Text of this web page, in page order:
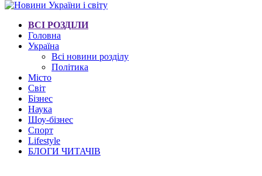
ВСІ РОЗДІЛИ
Головна
Україна
Всі новини розділу
Політика
Місто
Світ
Бізнес
Наука
Шоу-бізнес
Спорт
Lifestyle
БЛОГИ ЧИТАЧІВ